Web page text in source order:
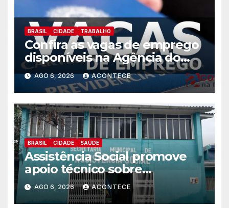
BRASIL CIDADE TRABALHO
Confira as vagas de emprego
disponíveis na Agência do
Trabalhador
AGO 6, 2026 ACONTECE
BRASIL CIDADE SAÚDE
Assistência Social promove
apoio técnico sobre
preparação e resposta a
situações de emergência e
AGO 6, 2026 ACONTECE